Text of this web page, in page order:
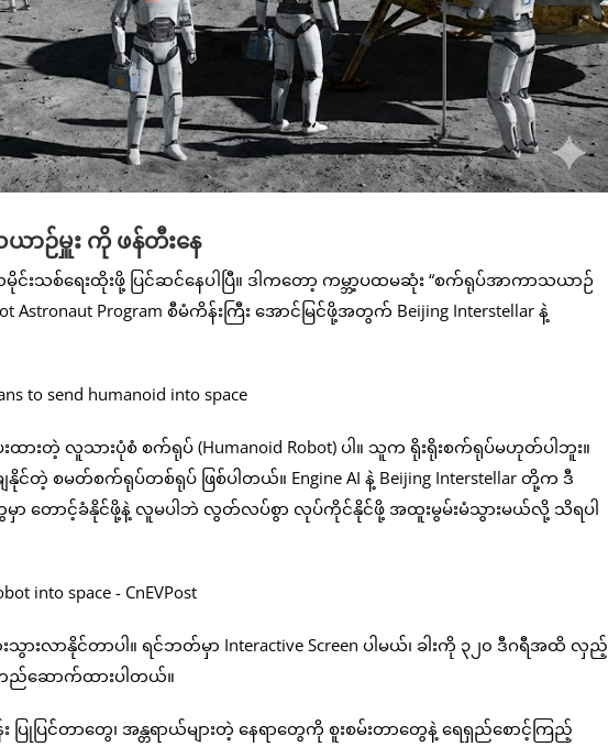
ဉ်မှူး ကို ဖန်တီးနေ
သစ်ရေးထိုးဖို့ ပြင်ဆင်နေပါပြီ။ ဒါကတော့ ကမ္ဘာ့ပထမဆုံး “စက်ရုပ်အာကာသယာဉ်
Program စီမံကိန်းကြီး အောင်မြင်ဖို့အတွက် Beijing Interstellar နဲ့
တဲ့ လူသားပုံစံ စက်ရုပ် (Humanoid Robot) ပါ။ သူက ရိုးရိုးစက်ရုပ်မဟုတ်ပါဘူး။
စမတ်စက်ရုပ်တစ်ရုပ် ဖြစ်ပါတယ်။ Engine AI နဲ့ Beijing Interstellar တို့က ဒီ
ာ တောင့်ခံနိုင်ဖို့နဲ့ လူမပါဘဲ လွတ်လပ်စွာ လုပ်ကိုင်နိုင်ဖို့ အထူးမွမ်းမံသွားမယ်လို့ သိရပါ
းလာနိုင်တာပါ။ ရင်ဘတ်မှာ Interactive Screen ပါမယ်၊ ခါးကို ၃၂၀ ဒီဂရီအထိ လှည့်
ည်ဆောက်ထားပါတယ်။
ြင်တာတွေ၊ အန္တရာယ်များတဲ့ နေရာတွေကို စူးစမ်းတာတွေနဲ့ ရေရှည်စောင့်ကြည့်